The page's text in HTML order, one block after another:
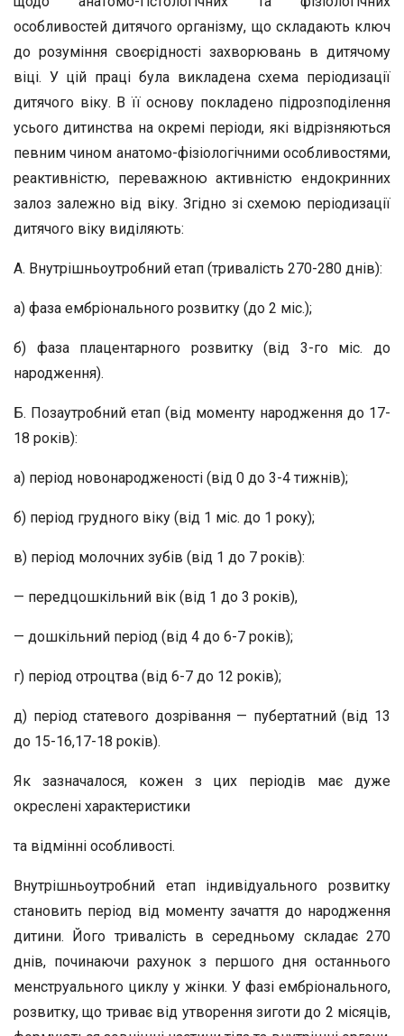
особливостей дитячого організму, що складають ключ
до розуміння своєрідності захворювань в дитячому
віці. У цій праці була викладена схема періодизації
дитячого віку. В її основу покладено підрозподілення
усього дитинства на окремі періоди, які відрізняються
певним чином анатомо-фізіологічними особливостями,
реактивністю, переважною активністю ендокринних
залоз залежно від віку. Згідно зі схемою періодизації
дитячого віку виділяють:
А. Внутрішньоутробний етап (тривалість 270-280 днів):
а) фаза ембріонального розвитку (до 2 міс.);
б) фаза плацентарного розвитку (від 3-го міс. до
народження).
Б. Позаутробний етап (від моменту народження до 17-
18 років):
а) період новонародженості (від 0 до 3-4 тижнів);
б) період грудного віку (від 1 міс. до 1 року);
в) період молочних зубів (від 1 до 7 років):
— передцошкільний вік (від 1 до 3 років),
— дошкільний період (від 4 до 6-7 років);
г) період отроцтва (від 6-7 до 12 років);
д) період статевого дозрівання — пубертатний (від 13
до 15-16,17-18 років).
Як зазначалося, кожен з цих періодів має дуже
окреслені характеристики
та відмінні особливості.
Внутрішньоутробний етап індивідуального розвитку
становить період від моменту зачаття до народження
дитини. Його тривалість в середньому складає 270
днів, починаючи рахунок з першого дня останнього
менструального циклу у жінки. У фазі ембріонального,
розвитку, що триває від утворення зиготи до 2 місяців,